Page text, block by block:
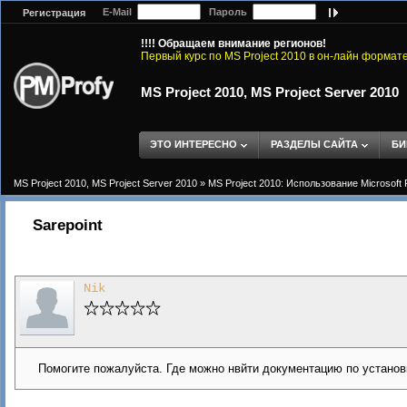
Регистрация E-Mail Пароль
!!!! Обращаем внимание регионов!
Первый курс по MS Project 2010 в он-лайн
MS Project 2010, MS Project Server 2010
ЭТО ИНТЕРЕСНО РАЗДЕЛЫ САЙТА
MS Project 2010, MS Project Server 2010 » MS Project 2010: Использование Microsoft
Sarepoint
Nik
Помогите пожалуйста. Где можно нвйти документацию по